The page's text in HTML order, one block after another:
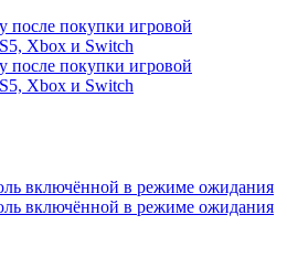
после покупки игровой
Xbox и Switch
после покупки игровой
Xbox и Switch
включённой в режиме ожидания
включённой в режиме ожидания